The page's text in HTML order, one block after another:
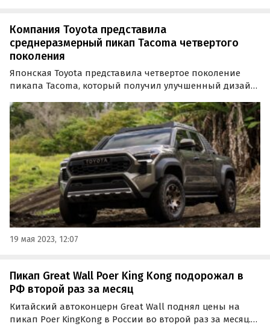
Компания Toyota представила
среднеразмерный пикап Tacoma четвертого
поколения
Японская Toyota представила четвертое поколение
пикапа Tacoma, который получил улучшенный дизайн
установку. Дизайн автомобиля был вдохновлен
моделью Tundra последнего поколения, сообщает
110km.ru.
19 мая 2023, 12:07
Пикап Great Wall Poer King Kong подорожал в
РФ второй раз за месяц
Китайский автоконцерн Great Wall поднял цены на
пикап Poer KingKong в России во второй раз за месяц.